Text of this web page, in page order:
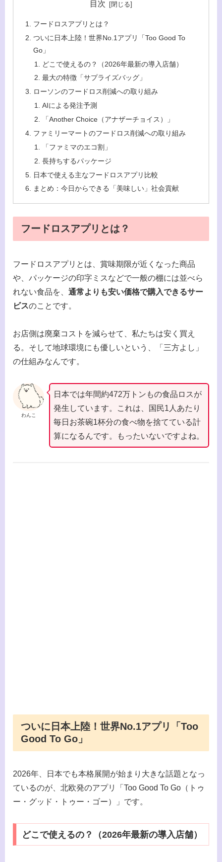
目次
フードロスアプリとは？
ついに日本上陸！世界No.1アプリ「Too Good To
Go」
どこで使えるの？（2026年最新の導入店舗）
最大の特徴「サプライズバッグ」
ローソンのフードロス削減への取り組み
AIによる発注予測
「Another Choice（アナザーチョイス）」
ファミリーマートのフードロス削減への取り組み
「ファミマのエコ割」
長持ちするパッケージ
日本で使える主なフードロスアプリ比較
まとめ：今日からできる「美味しい」社会貢献
フードロスアプリとは？
フードロスアプリとは、賞味期限が近くなった商品
や、パッケージの印字ミスなどで一般の棚には並べら
れない食品を、 通常よりも安い価格で購入できるサー
ビスのことです。
お店側は廃棄コストを減らせて、私たちは安く買え
る。そして地球環境にも優しいという、「三方よし」
の仕組みなんです。
わんこ
日本では年間約472万トンもの食品ロスが
発生しています。これは、国民1人あたり
毎日お茶碗1杯分の食べ物を捨てている計
算になるんです。もったいないですよね。
ついに日本上陸！世界No.1アプリ「Too
Good To Go」
2026年、日本でも本格展開が始まり大きな話題となっ
ているのが、北欧発のアプリ「Too Good To Go（トゥ
ー・グッド・トゥー・ゴー）」です。
どこで使えるの？（2026年最新の導入店舗）